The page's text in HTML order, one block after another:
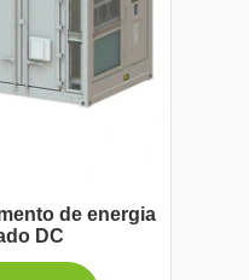
de energia
DC